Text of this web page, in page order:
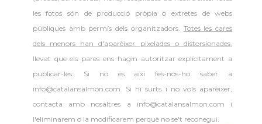
les fotos són de producció pròpia o extretes de webs
públiques amb permís dels organitzadors. Totes les cares
dels menors han d'aparèixer pixelades o distorsionades,
llevat que els pares ens hagin autoritzar explícitament a
publicar-les. Si no és així fes-nos-ho saber a
info@catalansalmon.com. Si hi surts i no vols aparèixer,
contacta amb nosaltres a info@catalansalmon.com i
l'eliminarem o la modificarem perquè no se't reconegui.